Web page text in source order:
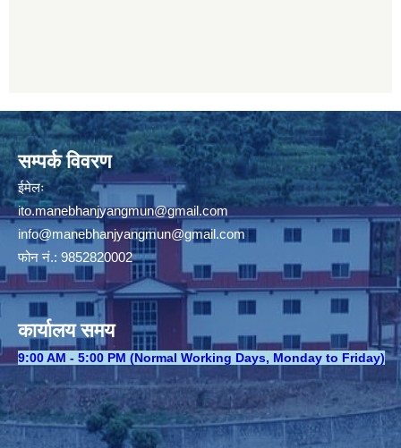
सम्पर्क विवरण
ईमेलः
ito.manebhanjyangmun@gmail.com
info@manebhanjyangmun@gmail.com
फोन नं.: 9852820002
कार्यालय समय
​9:00 AM - 5:00 PM (Normal Working Days, Monday to Friday)